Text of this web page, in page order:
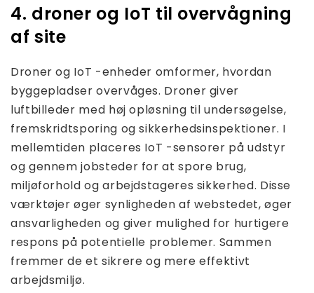
4. droner og IoT til overvågning
af site
Droner og IoT -enheder omformer, hvordan
byggepladser overvåges. Droner giver
luftbilleder med høj opløsning til undersøgelse,
fremskridtsporing og sikkerhedsinspektioner. I
mellemtiden placeres IoT -sensorer på udstyr
og gennem jobsteder for at spore brug,
miljøforhold og arbejdstageres sikkerhed. Disse
værktøjer øger synligheden af ​​webstedet, øger
ansvarligheden og giver mulighed for hurtigere
respons på potentielle problemer. Sammen
fremmer de et sikrere og mere effektivt
arbejdsmiljø.